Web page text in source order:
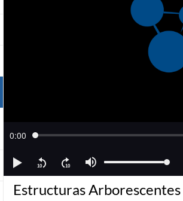
Estructuras